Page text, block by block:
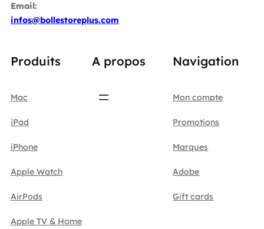
Email:
infos@bollestoreplus.com
Produits
Mac
iPad
iPhone
Apple Watch
AirPods
Apple TV & Home
A propos Navigation
Mon compte
Promotions
Marques
Adobe
Gift cards